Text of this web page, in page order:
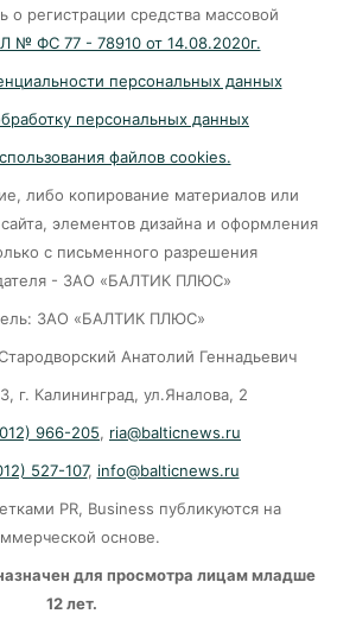
СВО в Балтийске посадили
«КамАЗ» сбил скутериста
откуда берутся пустые
в Калининграде
ям»: Беспрозванных
график ремонта дорог
о регистрации средства массовой
№ ФС 77 - 78910 от 14.08.2020г.
персональных данных
персональных данных
файлов cookies.
либо копирование материалов или
элементов дизайна и оформления
с письменного разрешения
- ЗАО «БАЛТИК ПЛЮС»
ЗАО «БАЛТИК ПЛЮС»
Анатолий Геннадьевич
г. Калининград, ул.Яналова, 2
966-205, ria@balticnews.ru
527-107, info@balticnews.ru
PR, Business публикуются на
основе.
для просмотра лицам младше
12 лет.